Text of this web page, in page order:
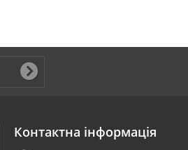
Контактна інформація